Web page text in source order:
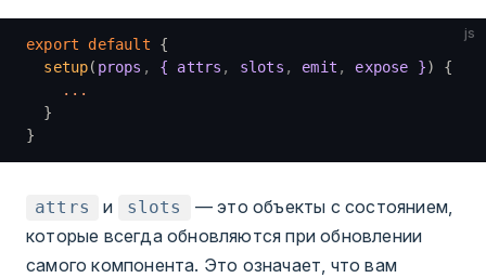
js
export default {
  setup
( props , { attrs , slots , emit , expose }) {
    ...
  }
}
attrs и slots
— это объекты с состоянием,
которые всегда обновляются при обновлении
самого компонента. Это означает, что вам